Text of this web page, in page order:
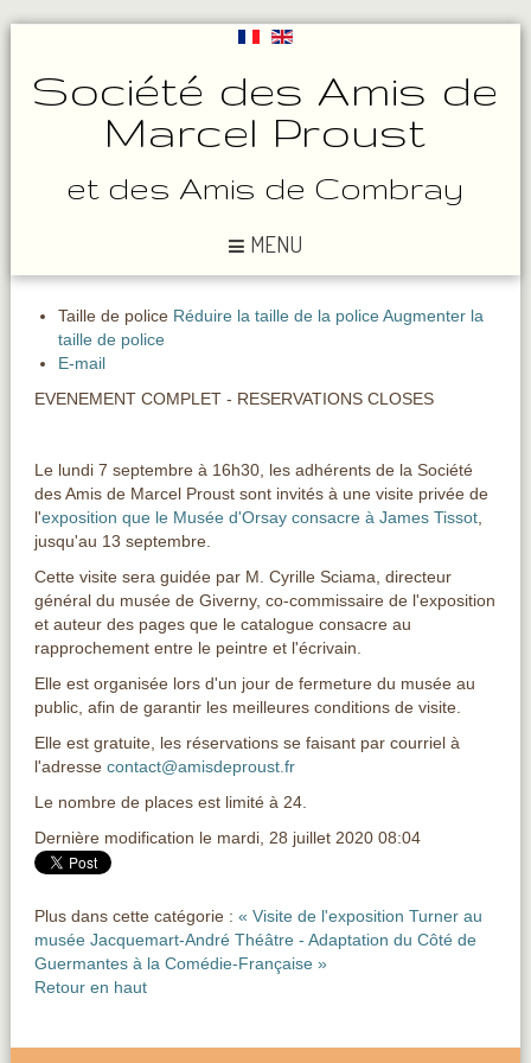
Société des Amis de
Marcel Proust
et des Amis de Combray
MENU
Taille de police Réduire la taille de la police Augmenter la
taille de police
E-mail
EVENEMENT COMPLET - RESERVATIONS CLOSES
Le lundi 7 septembre à 16h30, les adhérents de la Société
des Amis de Marcel Proust sont invités à une visite privée de
l'exposition que le Musée d'Orsay consacre à James Tissot,
jusqu'au 13 septembre.
Cette visite sera guidée par M. Cyrille Sciama, directeur
général du musée de Giverny, co-commissaire de l'exposition
et auteur des pages que le catalogue consacre au
rapprochement entre le peintre et l'écrivain.
Elle est organisée lors d'un jour de fermeture du musée au
public, afin de garantir les meilleures conditions de visite.
Elle est gratuite, les réservations se faisant par courriel à
l'adresse contact@amisdeproust.fr
Le nombre de places est limité à 24.
Dernière modification le mardi, 28 juillet 2020 08:04
Plus dans cette catégorie : « Visite de l'exposition Turner au
musée Jacquemart-André Théâtre - Adaptation du Côté de
Guermantes à la Comédie-Française »
Retour en haut